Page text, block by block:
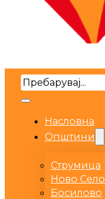
Search
Насловна
Општини
Струмица
Ново Село
Босилово